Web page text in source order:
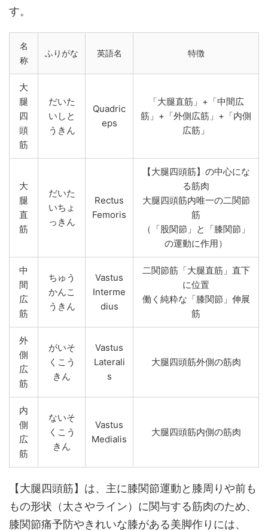
す。
名
称
ふりがな 英語名 特徴
大
腿
四
頭
筋
だいた
いしと
うきん
Quadric
eps
「大腿直筋」+「中間広
筋」+「外側広筋」+「内側
広筋」
大
腿
直
筋
だいた
いちょ
っきん
Rectus
Femoris
【大腿四頭筋】の中心にな
る筋肉
大腿四頭筋内唯一の二関節
筋
（「股関節」と「膝関節」
の運動に作用）
中
間
広
筋
ちゅう
かんこ
うきん
Vastus
Interme
dius
二関節筋「大腿直筋」直下
に位置
働く純粋な「膝関節」伸展
筋
外
側
広
筋
がいそ
くこう
きん
Vastus
Laterali
s
大腿四頭筋外側の筋肉
内
側
広
筋
ないそ
くこう
きん
Vastus
Medialis
大腿四頭筋内側の筋肉
【大腿四頭筋】は、主に膝関節運動と膝周りや前も
もの形状（太さやライン）に関与する筋肉のため、
膝関節痛予防やきれいな膝がある美脚作りには、